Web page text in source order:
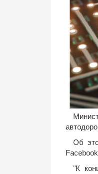
Об
"К